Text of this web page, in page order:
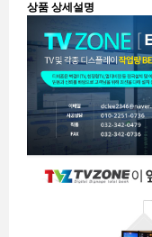
상품 상세설명